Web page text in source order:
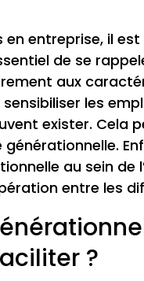
entreprise, il
de se
aux
les
exister. Cela
au sein de
entre les
?